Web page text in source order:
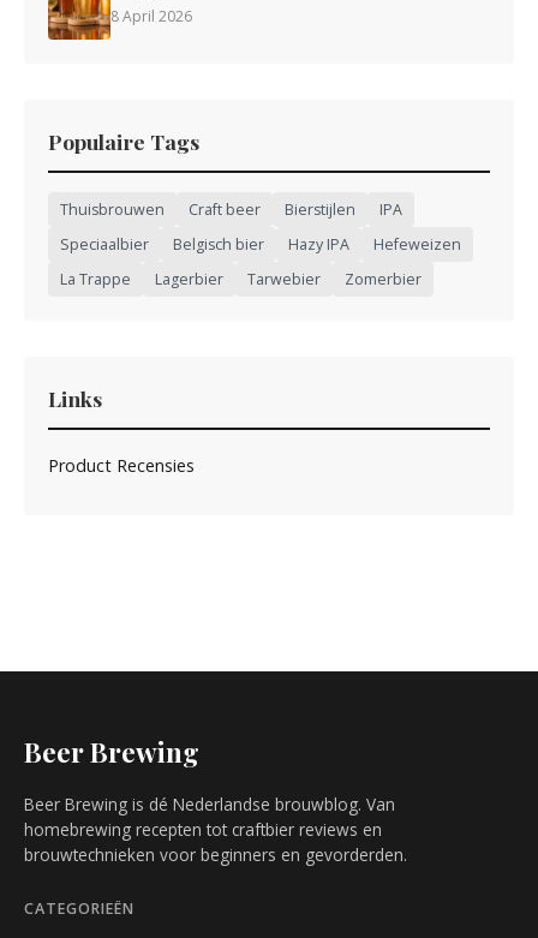
8 April 2026
Populaire Tags
Thuisbrouwen Craft beer Bierstijlen
IPA
Speciaalbier
Belgisch bier Hazy IPA
Hefeweizen
La Trappe
Lagerbier Tarwebier Zomerbier
Links
Product Recensies
Beer Brewing
Beer Brewing is dé Nederlandse brouwblog. Van
homebrewing recepten tot craftbier reviews en
brouwtechnieken voor beginners en gevorderden.
CATEGORIEËN